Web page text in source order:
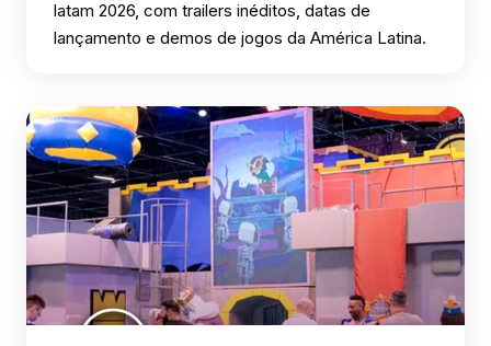
latam 2026, com trailers inéditos, datas de
lançamento e demos de jogos da América Latina.